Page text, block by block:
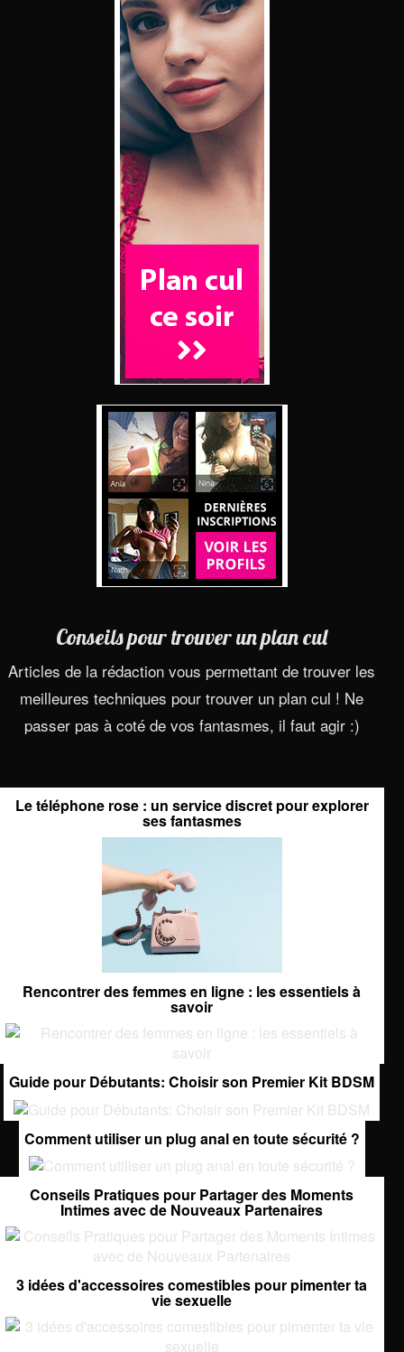
Conseils pour trouver un plan cul
Articles de la rédaction vous permettant de trouver les
meilleures techniques pour trouver un plan cul ! Ne
passer pas à coté de vos fantasmes, il faut agir :)
Le téléphone rose : un service discret pour explorer
ses fantasmes
Rencontrer des femmes en ligne : les essentiels à
savoir
Guide pour Débutants: Choisir son Premier Kit BDSM
Comment utiliser un plug anal en toute sécurité ?
Conseils Pratiques pour Partager des Moments
Intimes avec de Nouveaux Partenaires
3 idées d'accessoires comestibles pour pimenter ta
vie sexuelle